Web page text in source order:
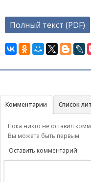
Полный текст (PDF)
Комментарии Список
Пока никто не оставил
Вы можете быть первым.
Оставить комментарий: